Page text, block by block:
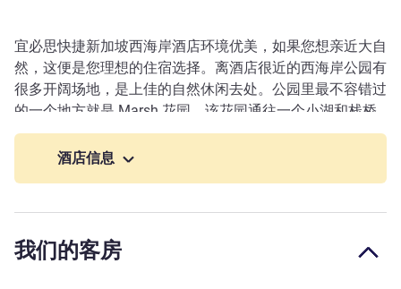
描述
宜必思快捷新加坡西海岸酒店环境优美，如果您想亲近大自
然，这便是您理想的住宿选择。离酒店很近的西海岸公园有
很多开阔场地，是上佳的自然休闲去处。公园里最不容错过
的一个地方就是 Marsh 花园，该花园通往一个小湖和栈桥
（那里可以发现水龟和其他野生动物）。公园还设有宽敞的
冒险乐园，非常适合儿童和童心未泯的大人游玩。
感、时尚设计和有趣氛围，以及令人满意的住宿体验，欢迎
精明的游客前来入住。
Edward Sun 酒店管理
酒店信息
我们的客房